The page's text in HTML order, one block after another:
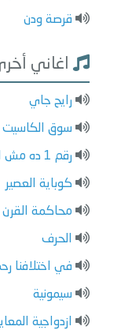
قرصة ودن
اغاني
رايح جاي
سوق الكاسيت
رقم 1 ده مش انت - مع هرم
كوباية العصير
محاكمة القرن
الحرف
في اختلافنا
سيمونية
ازدواجية